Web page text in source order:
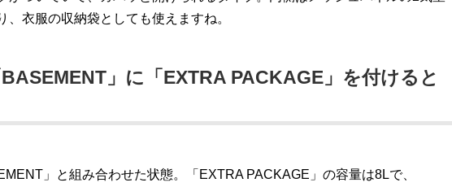
、衣服の収納袋としても使えますね。
」に「EXTRA PACKAGE」を付けると
」と組み合わせた状態。「EXTRA PACKAGE」の容量は8Lで、